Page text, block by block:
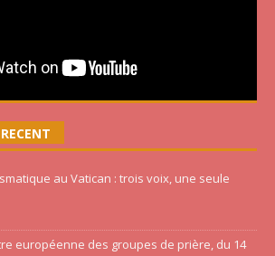
au Vatican : trois voix, une seule
européenne des groupes de prière, du 14